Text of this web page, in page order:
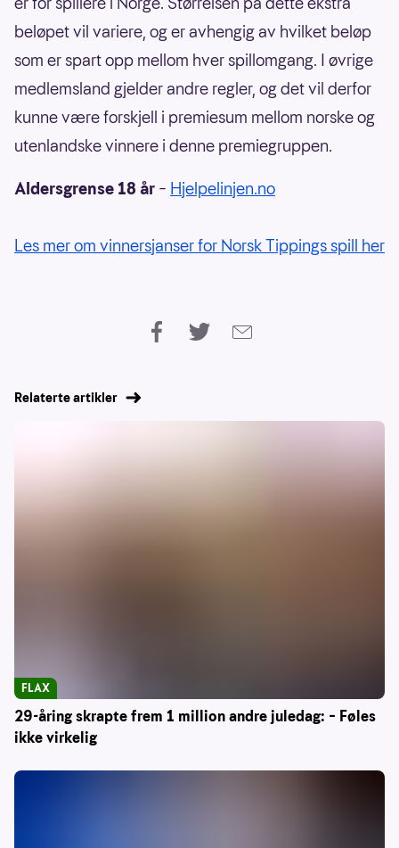
beløpet vil variere, og er avhengig av hvilket beløp
som er spart opp mellom hver spillomgang. I øvrige
medlemsland gjelder andre regler, og det vil derfor
kunne være forskjell i premiesum mellom norske og
utenlandske vinnere i denne premiegruppen.
Aldersgrense 18 år – Hjelpelinjen.no
Les mer om vinnersjanser for Norsk Tippings spill her
Relaterte artikler
29-åring skrapte frem 1 million andre juledag: – Føles
ikke virkelig
FLAX